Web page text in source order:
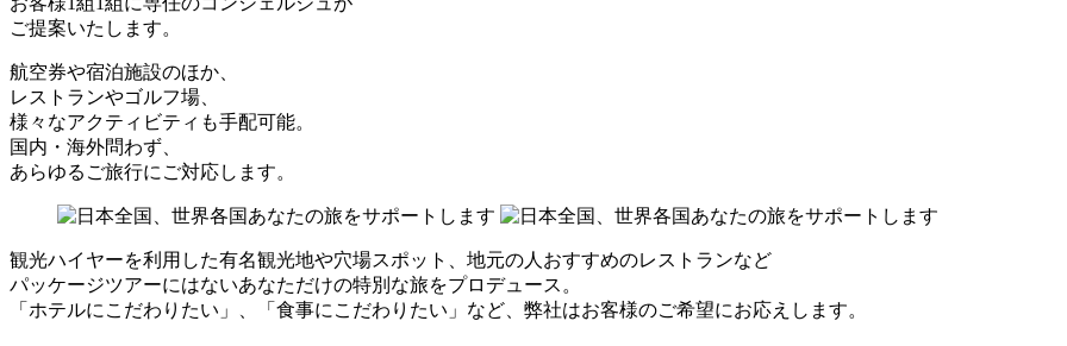
ご提案いたします。
航空券や宿泊施設のほか、
レストランやゴルフ場、
様々なアクティビティも手配可能。
国内・海外問わず、
あらゆるご旅行にご対応します。
観光ハイヤーを利用した有名観光地や穴場スポット、地元の人おすすめのレストランなど
パッケージツアーにはないあなただけの特別な旅をプロデュース。
「ホテルにこだわりたい」、「食事にこだわりたい」など、弊社はお客様のご希望にお応えします。